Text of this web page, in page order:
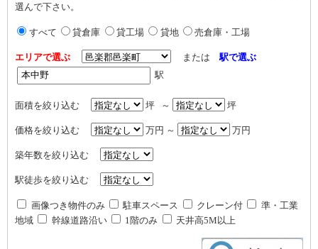
選んで下さい。
すべて 貸倉庫 貸工場 貸地 売倉庫・工場
エリアで選ぶ または駅で選ぶ
駅
面積を絞り込む 坪 ～ 坪
価格を絞り込む 万円 ～ 万円
築年数を絞り込む
駅徒歩を絞り込む
画像つき物件のみ 駐車スペース クレーン付
準・工業
地域
幹線道路沿い 1階のみ 天井高5M以上